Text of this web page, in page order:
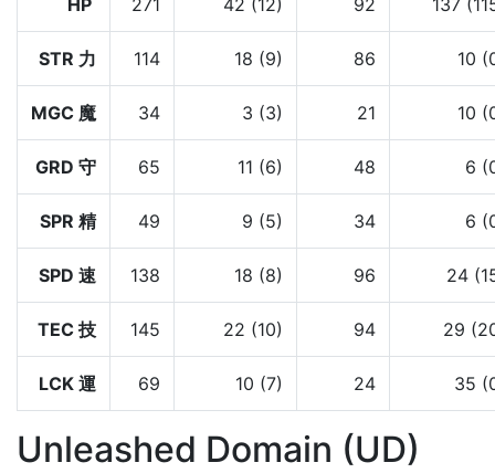
HP 271 42 (12) 92 137
STR 力 114 18 (9) 86 10
MGC 魔 34 3 (3) 21 10
GRD 守 65 11 (6) 48 6
SPR 精 49 9 (5) 34 6
SPD 速 138 18 (8) 96 24
TEC 技 145 22 (10) 94 29
LCK 運 69 10 (7) 24 35
Unleashed Domain (UD)